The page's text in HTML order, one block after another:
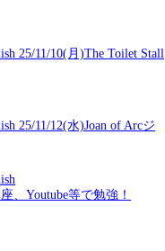
25/11/10(月)The Toilet Stall
25/11/12(水)Joan of Arcジ
、Youtube等で勉強！